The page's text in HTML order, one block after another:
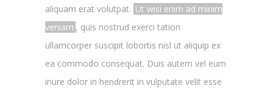
aliquam erat volutpat. Ut wisi enim ad minim
veniam , quis nostrud exerci tation
ullamcorper suscipit lobortis nisl ut aliquip ex
ea commodo consequat. Duis autem vel eum
iriure dolor in hendrerit in vulputate velit esse